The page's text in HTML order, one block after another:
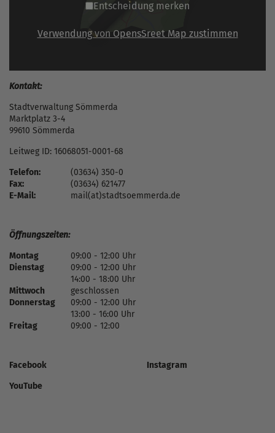
Entscheidung merken
Verwendung von OpensSreet Map zustimmen
Kontakt:
Stadtverwaltung Sömmerda
Marktplatz 3-4
99610 Sömmerda
Leitweg ID: 16068051-0001-68
Telefon:
(03634) 350-0
Fax:
(03634) 621477
E-Mail:
mail(at)stadtsoemmerda.de
Öffnungszeiten:
Montag
09:00 - 12:00 Uhr
Dienstag
09:00 - 12:00 Uhr
14:00 - 18:00 Uhr
Mittwoch
geschlossen
Donnerstag
09:00 - 12:00 Uhr
13:00 - 16:00 Uhr
Freitag
09:00 - 12:00
Facebook
Instagram
YouTube